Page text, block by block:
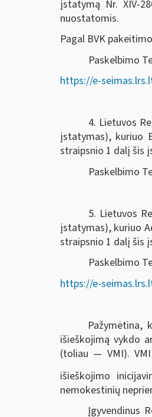
įstatymą Nr. XIV-
nuostatomis.
Pagal BVK
Paskelbimo
https://e-
4. Lietuvos
įstatymas), kuriuo
straipsnio 1 dalį šis
Paskelbimo
5. Lietuvos
įstatymas), kuriuo
straipsnio 1 dalį šis
Paskelbimo
https://e-
Pažymėtina,
išieškojimą vykdo
(toliau — VMI).
išieškojimo
nemokestinių
Įgyvendinus